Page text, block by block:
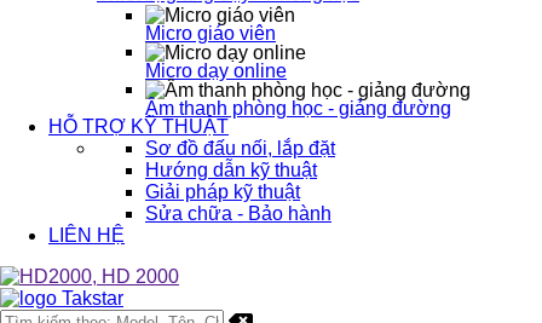
Micro giáo viên
Micro dạy online
Âm thanh phòng học - giảng đường
HỖ TRỢ KỸ THUẬT
Sơ đồ đấu nối, lắp đặt
Hướng dẫn kỹ thuật
Giải pháp kỹ thuật
Sửa chữa - Bảo hành
LIÊN HỆ